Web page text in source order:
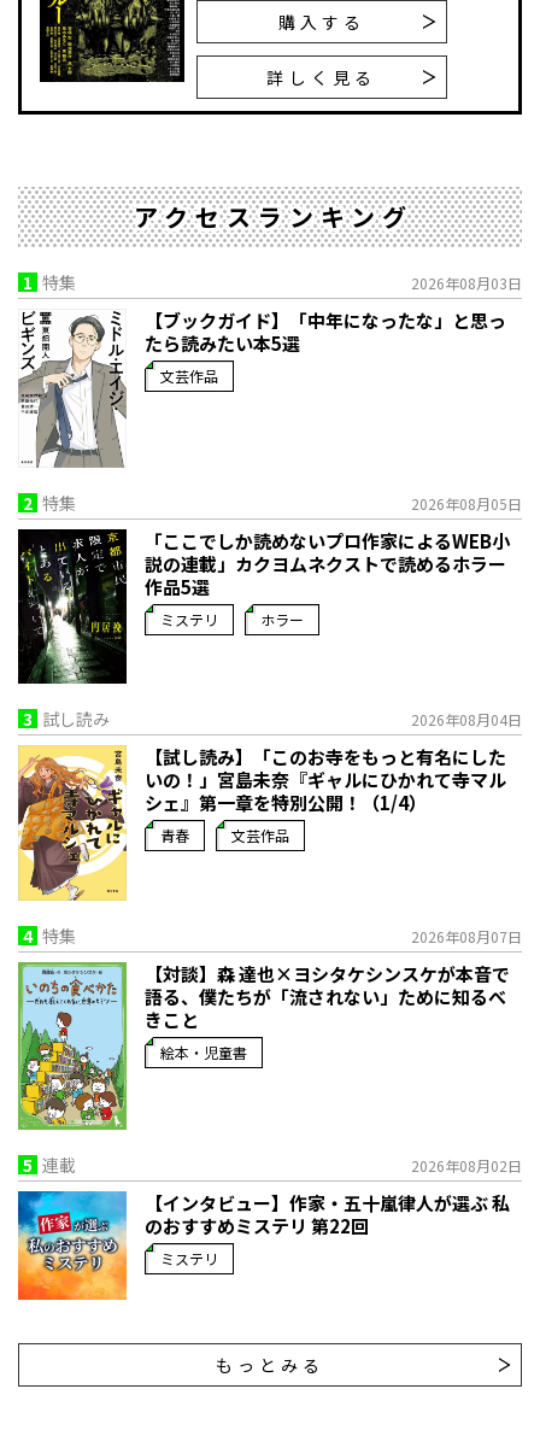
購入する
詳しく見る
アクセスランキング
1 特集 2026年08月03日
【ブックガイド】「中年になったな」と思っ
たら読みたい本5選
文芸作品
2 特集 2026年08月05日
「ここでしか読めないプロ作家によるWEB小
説の連載」――カクヨムネクストで読めるホラー
作品5選
ミステリ ホラー
3 試し読み 2026年08月04日
【試し読み】「このお寺をもっと有名にした
いの！」宮島未奈『ギャルにひかれて寺マル
シェ』第一章を特別公開！（1/4）
青春 文芸作品
4 特集 2026年08月07日
【対談】森 達也×ヨシタケシンスケが本音で
語る、僕たちが「流されない」ために知るべ
きこと
絵本・児童書
5 連載 2026年08月02日
【インタビュー】作家・五十嵐律人が選ぶ 私
のおすすめミステリ 第22回
ミステリ
もっとみる